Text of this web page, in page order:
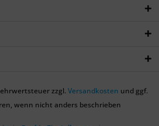
zzgl. Versandkosten und ggf.
wenn nicht anders beschrieben